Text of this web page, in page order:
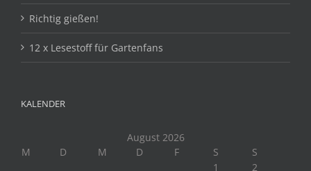
Richtig gießen!
12 x Lesestoff für Gartenfans
KALENDER
August 2026
M
D M D F S
S
1
2